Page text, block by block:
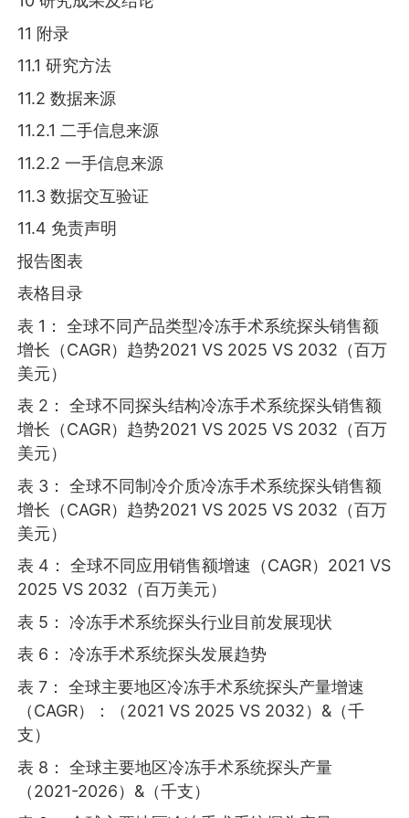
11 附录
11.1 研究方法
11.2 数据来源
11.2.1 二手信息来源
11.2.2 一手信息来源
11.3 数据交互验证
11.4 免责声明
报告图表
表格目录
表 1： 全球不同产品类型冷冻手术系统探头销售额
增长（CAGR）趋势2021 VS 2025 VS 2032（百万
美元）
表 2： 全球不同探头结构冷冻手术系统探头销售额
增长（CAGR）趋势2021 VS 2025 VS 2032（百万
美元）
表 3： 全球不同制冷介质冷冻手术系统探头销售额
增长（CAGR）趋势2021 VS 2025 VS 2032（百万
美元）
表 4： 全球不同应用销售额增速（CAGR）2021 VS
2025 VS 2032（百万美元）
表 5： 冷冻手术系统探头行业目前发展现状
表 6： 冷冻手术系统探头发展趋势
表 7： 全球主要地区冷冻手术系统探头产量增速
（CAGR）：（2021 VS 2025 VS 2032）&（千
支）
表 8： 全球主要地区冷冻手术系统探头产量
（2021-2026）&（千支）